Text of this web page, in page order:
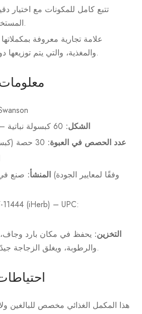
المستخدمة في كل دفعة.
والمغذية، والتي يتم توزيعها دوليًا منذ عدة عقود.
📦
الشكل:
عدد الحصص في العبوة:
المنشأ: صنع في
11444 (iHerb) – UPC:
التخزين: يحفظ في مكان بارد وجاف،
والرطوبة، ويغلق الزجاجة جيدًا بعد كل استخدام.
⚠️
هذا المكمل الغذائي مخصص للبالغين